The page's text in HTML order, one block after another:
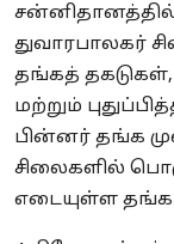
துவாரபாலகர்
தங்கத் தகடுகள்,
மற்றும்
பின்னர் தங்க
சிலைகளில்
எடையுள்ள